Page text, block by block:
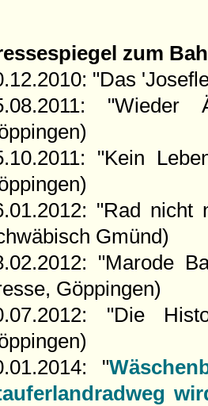
zum
"Das
"Kein
"Rad nicht
Gmünd)
"Marode
Göppingen)
"Die
"